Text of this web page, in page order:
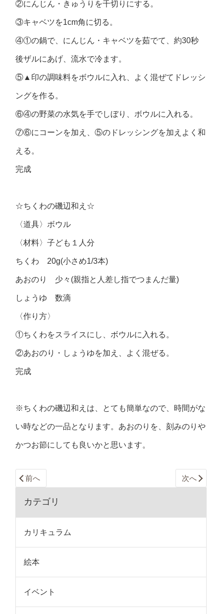
②にんじん・きゅうりを千切りにする。
③キャベツを1cm角に切る。
④①の鍋で、にんじん・キャベツを茹でて、約30秒
後ザルにあげ、流水で冷ます。
⑤▲印の調味料をボウルに入れ、よく混ぜてドレッシ
ングを作る。
⑥④の野菜の水気を手でしぼり、ボウルに入れる。
⑦⑥にコーンを加え、⑤のドレッシングを加えよく和
える。
完成
☆ちくわの磯辺和え☆
〈道具〉ボウル
〈材料〉子ども１人分
ちくわ 20g(小さめ1/3本)
あおのり 少々(親指と人差し指でつまんだ量)
しょうゆ 数滴
〈作り方〉
①ちくわをスライスにし、ボウルに入れる。
②あおのり・しょうゆを加え、よく混ぜる。
完成
※ちくわの磯辺和えは、とても簡単なので、時間がな
い時などの一品となります。あおのりを、刻みのりや
かつお節にしても良いかと思います。
前へ 次へ
カテゴリ
カリキュラム
絵本
イベント